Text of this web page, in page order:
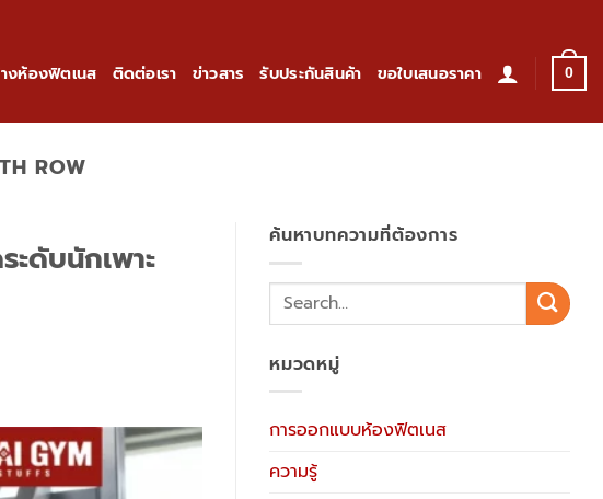
งห้องฟิตเนส ติดต่อเรา ข่าวสาร รับประกันสินค้า ขอใบเสนอราคา 0
ROW
ะดับนักเพาะ
ค้นหาบทความที่ต้องการ
หมวดหมู่
การออกแบบห้องฟิตเนส
ความรู้